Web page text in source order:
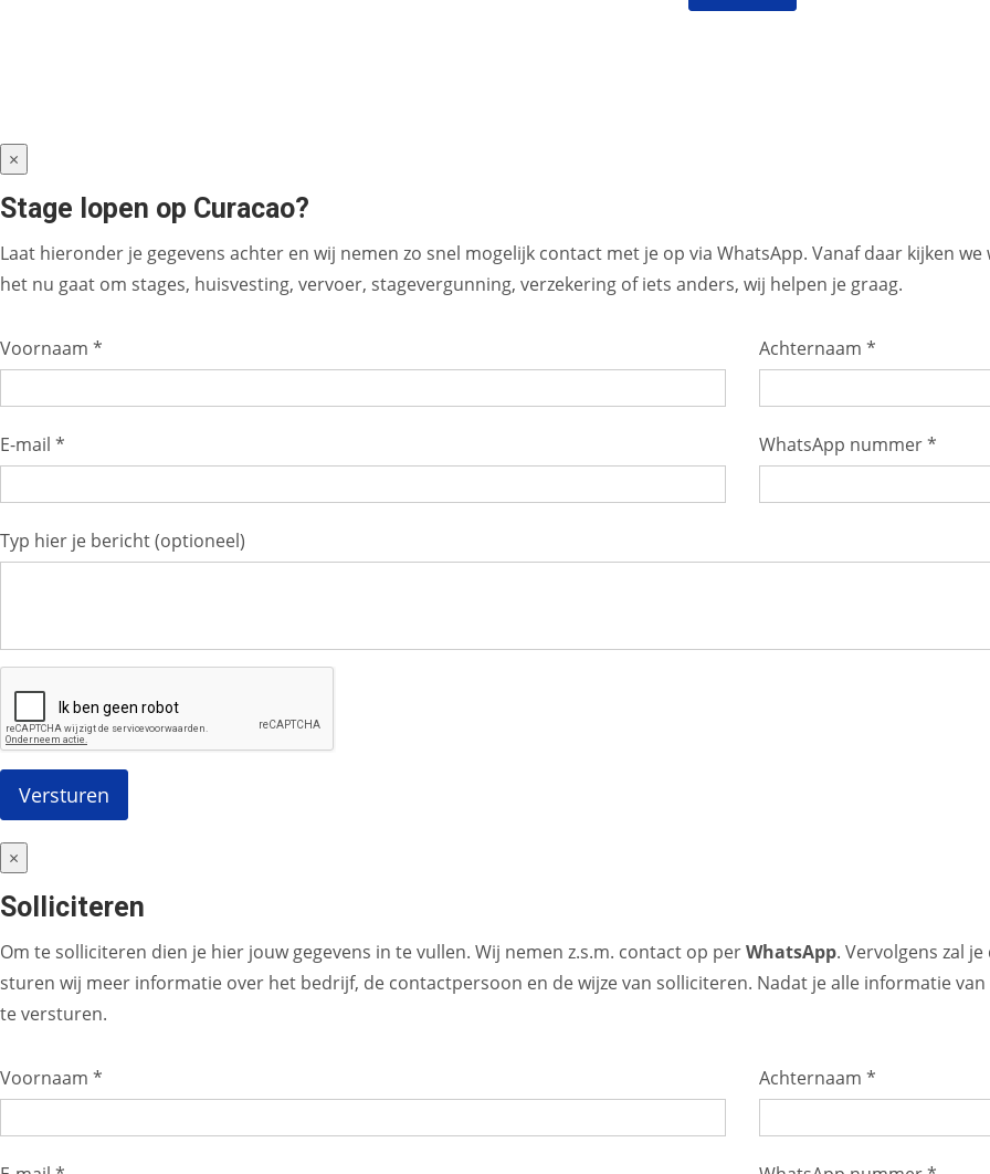
×
Stage lopen op Curacao?
Laat hieronder je gegevens achter en wij nemen zo snel mogelijk contact met je op via WhatsApp. Vanaf daar kijken
het nu gaat om stages, huisvesting, vervoer, stagevergunning, verzekering of iets anders, wij helpen je graag.
Voornaam * Achternaam *
E-mail * WhatsApp nummer *
Typ hier je bericht (optioneel)
×
Solliciteren
Om te solliciteren dien je hier jouw gegevens in te vullen. Wij nemen z.s.m. contact op perWhatsApp. Vervolgens zal
sturen wij meer informatie over het bedrijf, de contactpersoon en de wijze van solliciteren. Nadat je alle informatie
te versturen.
Voornaam * Achternaam *